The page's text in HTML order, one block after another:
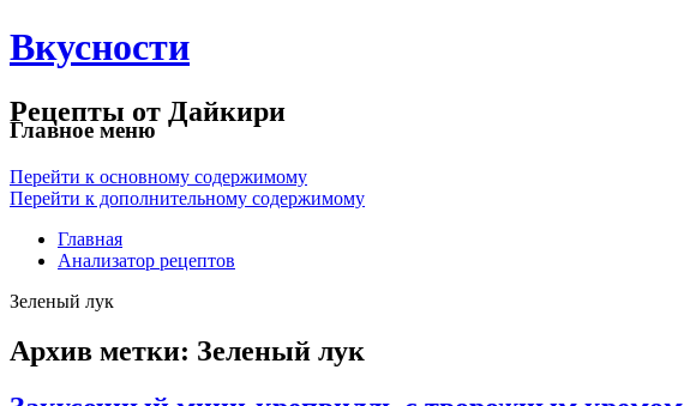
Вкусности
Рецепты от Дайкири
Главное меню
Перейти к основному содержимому
Перейти к дополнительному содержимому
Главная
Анализатор рецептов
Зеленый лук
Архив метки: Зеленый лук